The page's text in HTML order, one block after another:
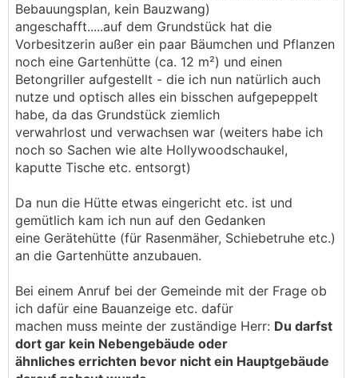
Bebauungsplan, kein Bauzwang)
angeschafft.....auf dem Grundstück hat die
Vorbesitzerin außer ein paar Bäumchen und Pflanzen
noch eine Gartenhütte (ca. 12 m²) und einen
Betongriller aufgestellt - die ich nun natürlich auch
nutze und optisch alles ein bisschen aufgepeppelt
habe, da das Grundstück ziemlich
verwahrlost und verwachsen war (weiters habe ich
noch so Sachen wie alte Hollywoodschaukel,
kaputte Tische etc. entsorgt)
Da nun die Hütte etwas eingericht etc. ist und
gemütlich kam ich nun auf den Gedanken
eine Gerätehütte (für Rasenmäher, Schiebetruhe etc.)
an die Gartenhütte anzubauen.
Bei einem Anruf bei der Gemeinde mit der Frage ob
ich dafür eine Bauanzeige etc. dafür
machen muss meinte der zuständige Herr: Du darfst
dort gar kein Nebengebäude oder
ähnliches errichten bevor nicht ein Hauptgebäude